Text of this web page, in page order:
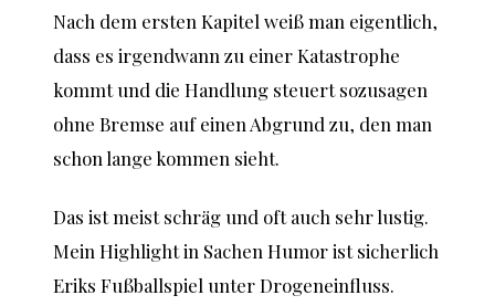
Nach dem ersten Kapitel weiß man eigentlich,
dass es irgendwann zu einer Katastrophe
kommt und die Handlung steuert sozusagen
ohne Bremse auf einen Abgrund zu, den man
schon lange kommen sieht.
Das ist meist schräg und oft auch sehr lustig.
Mein Highlight in Sachen Humor ist sicherlich
Eriks Fußballspiel unter Drogeneinfluss.